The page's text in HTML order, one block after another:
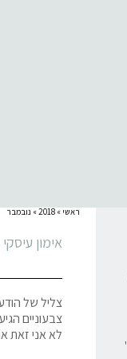
ראשי»
2018
»נובמבר
אימון
צליל של
צבעוניים
לא אני זאת